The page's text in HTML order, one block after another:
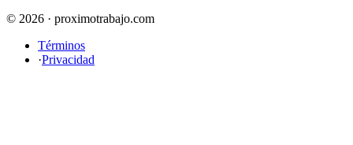
© 2026 · proximotrabajo.com
Términos
·Privacidad